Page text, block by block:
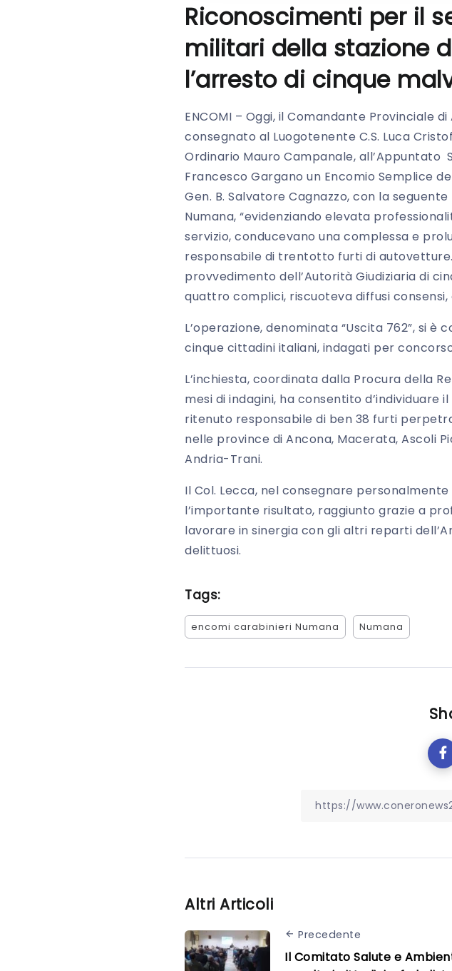
Riconoscimenti per il
militari della stazione
l’arresto di cinque
ENCOMI – Oggi, il Comandante Provinciale
consegnato al Luogotenente C.S. Luca
Ordinario Mauro Campanale, all’Appuntato
Francesco Gargano un Encomio Semplice
Gen. B. Salvatore Cagnazzo, con la
Numana, “evidenziando elevata
servizio, conducevano una complessa e
responsabile di trentotto furti di autovetture.
provvedimento dell’Autorità Giudiziaria di
quattro complici, riscuoteva diffusi consensi,
L’operazione, denominata “Uscita 762”, si
cinque cittadini italiani, indagati per
L’inchiesta, coordinata dalla Procura della
mesi di indagini, ha consentito
ritenuto responsabile di ben 38 furti
nelle province di Ancona, Macerata, Ascoli
Andria-Trani.
Il Col. Lecca, nel consegnare
l’importante risultato, raggiunto grazie a
lavorare in sinergia con gli altri reparti
delittuosi.
Tags:
encomi carabinieri Numana Numana
Altri Articoli
Precedente
Il Comitato Salute e